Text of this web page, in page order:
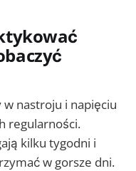
nastroju i napięciu
regularności.
kilku tygodni i
w gorsze dni.